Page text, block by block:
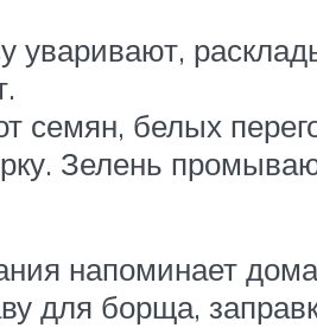
уваривают,
семян, белых
Зелень
напоминает
для борща,